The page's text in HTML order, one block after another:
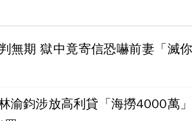
無期 獄中竟寄信恐嚇前妻「滅你
渝鈞涉放高利貸「海撈4000萬」